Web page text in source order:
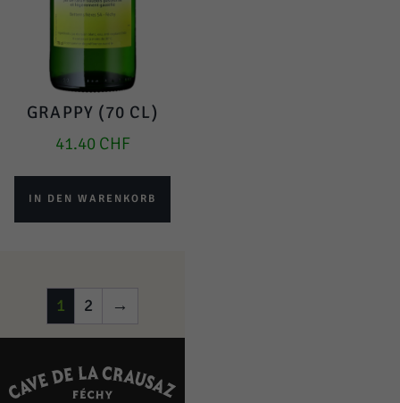
GRAPPY (70 CL)
41.40 CHF
IN DEN WARENKORB
1 2 →